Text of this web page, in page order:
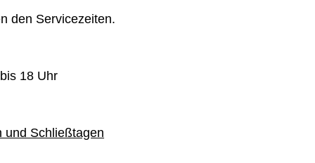
den Servicezeiten.
18 Uhr
und Schließtagen